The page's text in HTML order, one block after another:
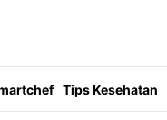
Tips Kesehatan